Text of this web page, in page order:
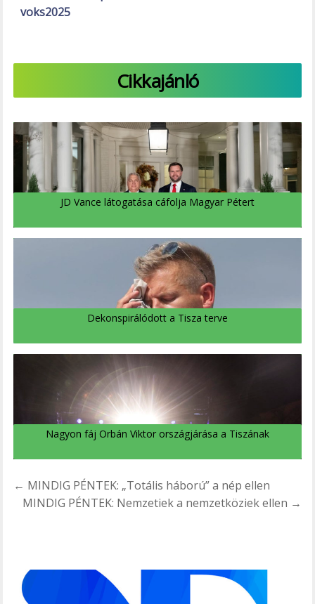
voks2025
Cikkajánló
JD Vance látogatása cáfolja Magyar Pétert
Dekonspirálódott a Tisza terve
Nagyon fáj Orbán Viktor országjárása a Tiszának
Bejegyzés
navigáció
← MINDIG PÉNTEK: „Totális háború” a nép ellen
MINDIG PÉNTEK: Nemzetiek a nemzetköziek ellen →